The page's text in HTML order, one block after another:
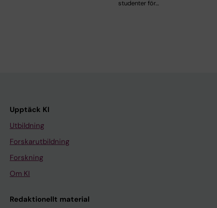
studenter för…
Upptäck KI
Utbildning
Forskarutbildning
Forskning
Om KI
Redaktionellt material